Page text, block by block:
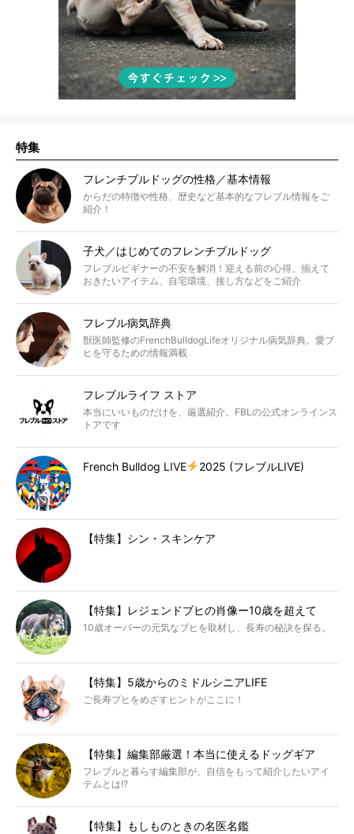
特集
フレンチブルドッグの性格／基本情報
からだの特徴や性格、歴史など基本的なフレブル情報をご
紹介！
子犬／はじめてのフレンチブルドッグ
フレブルビギナーの不安を解消！迎える前の心得、揃えて
おきたいアイテム、自宅環境、接し方などをご紹介
フレブル病気辞典
獣医師監修のFrenchBulldogLifeオリジナル病気辞典。愛ブ
ヒを守るための情報満載
フレブルライフ ストア
本当にいいものだけを、厳選紹介。FBLの公式オンラインス
トアです
French Bulldog LIVE 2025 (フレブルLIVE)
【特集】シン・スキンケア
【特集】レジェンドブヒの肖像ー10歳を超えて
10歳オーバーの元気なブヒを取材し、長寿の秘訣を探る。
【特集】5歳からのミドルシニアLIFE
ご長寿ブヒをめざすヒントがここに！
【特集】編集部厳選！本当に使えるドッグギア
フレブルと暮らす編集部が、自信をもって紹介したいアイ
テムとは!?
【特集】もしものときの名医名鑑